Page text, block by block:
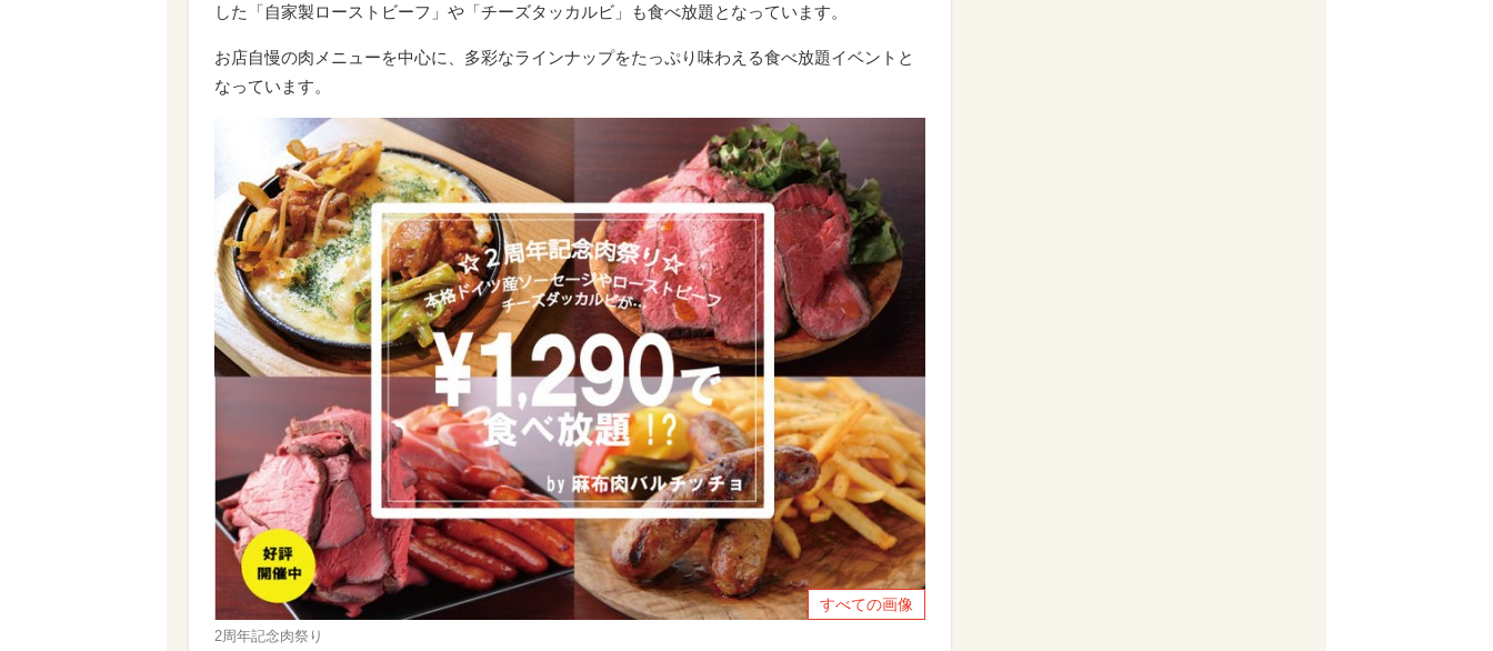
した「自家製ローストビーフ」や「チーズタッカルビ」も食べ放題となっています。
お店自慢の肉メニューを中心に、多彩なラインナップをたっぷり味わえる食べ放題イベントと
なっています。
すべての画像
2周年記念肉祭り